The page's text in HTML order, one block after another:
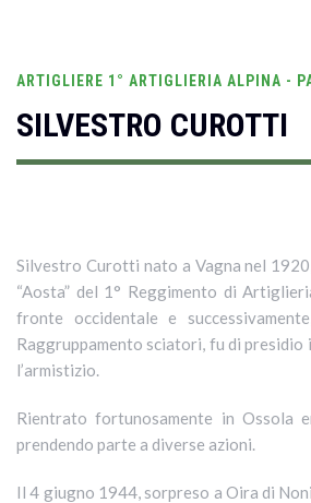
ARTIGLIERE 1° ARTIGLIERIA ALPINA -
SILVESTRO CUROTTI
Silvestro Curotti nato a Vagna nel
“Aosta” del 1° Reggimento di
fronte occidentale e
Raggruppamento sciatori, fu di presidio
l’armistizio.
Rientrato fortunosamente in Ossola
prendendo parte a diverse azioni.
Il 4 giugno 1944, sorpreso a Oira di